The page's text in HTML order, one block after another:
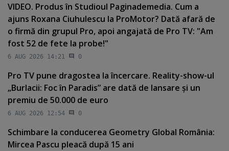
VIDEO. Produs în Studioul Paginademedia. Cum a
ajuns Roxana Ciuhulescu la ProMotor? Dată afară de
o firmă din grupul Pro, apoi angajată de Pro TV: "Am
fost 52 de fete la probe!"
6 AUG 2026 14:21 0
Pro TV pune dragostea la încercare. Reality-show-ul
„Burlacii: Foc în Paradis” are dată de lansare şi un
premiu de 50.000 de euro
6 AUG 2026 12:54 0
Schimbare la conducerea Geometry Global România:
Mircea Pascu pleacă după 15 ani